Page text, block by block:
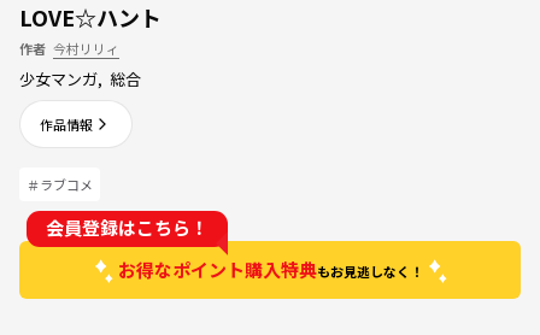
LOVE☆ハント
作者 今村リリィ
少女マンガ, 総合
作品情報
＃ラブコメ
お得なポイント購入特典もお見逃しなく！
会員登録はこちら！